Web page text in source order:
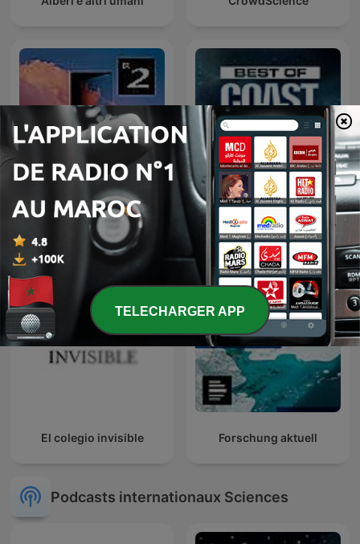
Radiowissen
The Best of Coast to Coast
AM
El colegio invisible Forschung aktuell
Podcasts internationaux Sciences
TELECHARGER APP